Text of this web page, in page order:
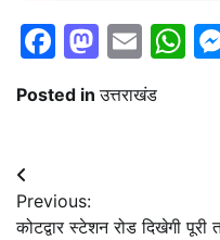
Facebook
Posted inउत्तराखंड
Post
navigation
Previous:
कोटद्वार स्टेशन रोड दिखेगी पूरी